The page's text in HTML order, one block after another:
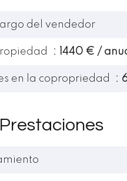
del vendedor
1440 € /
en la copropriedad
Prestaciones